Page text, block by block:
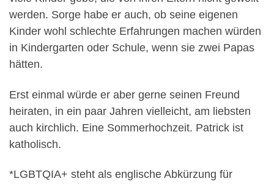
werden. Sorge habe er auch, ob seine eigenen
Kinder wohl schlechte Erfahrungen machen würden
in Kindergarten oder Schule, wenn sie zwei Papas
hätten.
Erst einmal würde er aber gerne seinen Freund
heiraten, in ein paar Jahren vielleicht, am liebsten
auch kirchlich. Eine Sommerhochzeit. Patrick ist
katholisch.
*LGBTQIA+ steht als englische Abkürzung für